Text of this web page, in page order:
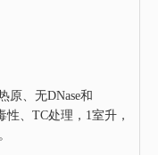
原、无DNase和
性、TC处理，1室升，